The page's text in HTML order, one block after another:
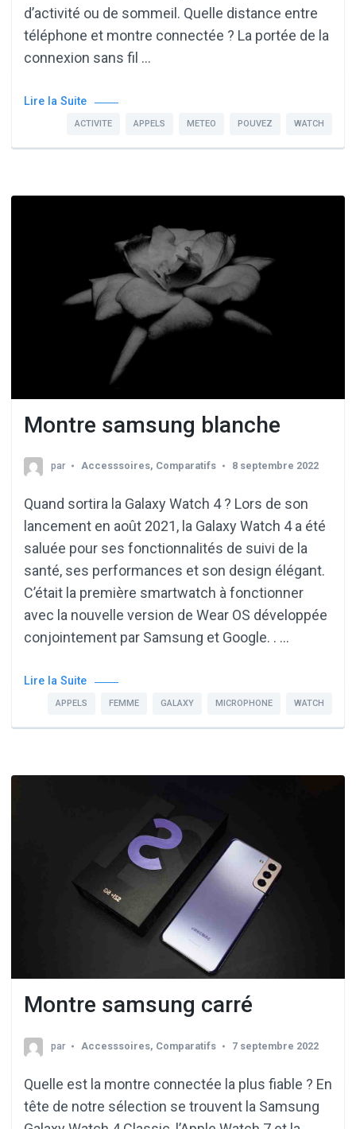
d’activité ou de sommeil. Quelle distance entre
téléphone et montre connectée ? La portée de la
connexion sans fil …
Lire la Suite
ACTIVITE APPELS METEO POUVEZ WATCH
Montre samsung blanche
par Accesssoires, Comparatifs 8 septembre 2022
Quand sortira la Galaxy Watch 4 ? Lors de son
lancement en août 2021, la Galaxy Watch 4 a été
saluée pour ses fonctionnalités de suivi de la
santé, ses performances et son design élégant.
C’était la première smartwatch à fonctionner
avec la nouvelle version de Wear OS développée
conjointement par Samsung et Google. . …
Lire la Suite
APPELS FEMME GALAXY MICROPHONE WATCH
Montre samsung carré
par Accesssoires, Comparatifs 7 septembre 2022
Quelle est la montre connectée la plus fiable ? En
tête de notre sélection se trouvent la Samsung